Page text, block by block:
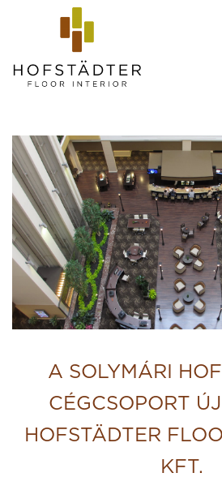
A SOLYMÁRI
CÉGCSOPORT
HOFSTÄDTER
KFT.